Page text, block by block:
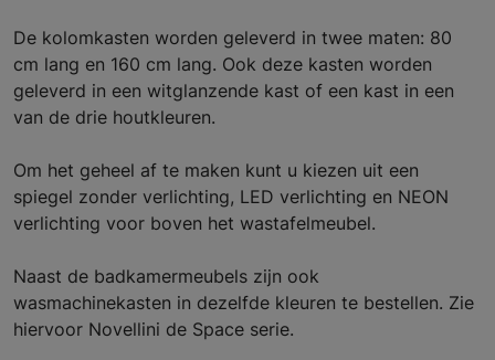
De kolomkasten worden geleverd in twee maten: 80
cm lang en 160 cm lang. Ook deze kasten worden
geleverd in een witglanzende kast of een kast in een
van de drie houtkleuren.
Om het geheel af te maken kunt u kiezen uit een
spiegel zonder verlichting, LED verlichting en NEON
verlichting voor boven het wastafelmeubel.
Naast de badkamermeubels zijn ook
wasmachinekasten in dezelfde kleuren te bestellen. Zie
hiervoor Novellini de Space serie.